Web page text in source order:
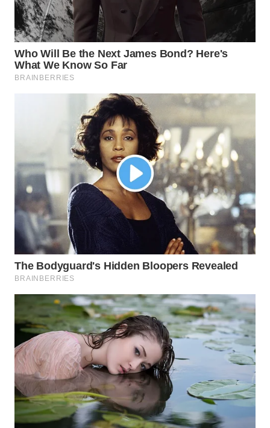
UTARA
WN
SAMOSIR
WN
SUMEDANG
WN
CIANJUR
WN
KEPULAUAN
SERIBU
TANGERANG
WN
BINJAI
WN
CIREBON
WN